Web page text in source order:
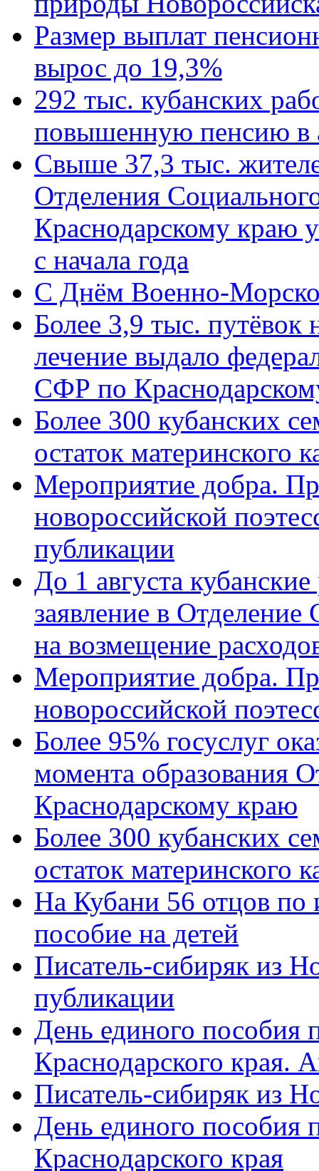
Размер выплат
вырос до 19,3%
292 тыс. кубанских
повышенную пенсию в
Свыше 37,3 тыс.
Отделения
Краснодарскому краю
с начала года
C Днём Военно-
Более 3,9 тыс. путёвок
лечение выдало
СФР по
Более 300 кубанских
остаток материнского
Мероприятие добра.
новороссийской
публикации
До 1 августа
заявление в
на возмещение
Мероприятие добра.
новороссийской
Более 95% госуслуг
момента образования
Краснодарскому краю
Более 300 кубанских
остаток материнского
На Кубани 56 отцов по
пособие на детей
Писатель-сибиряк из
публикации
День единого пособия
Краснодарского края.
Писатель-сибиряк из
День единого пособия
Краснодарского края